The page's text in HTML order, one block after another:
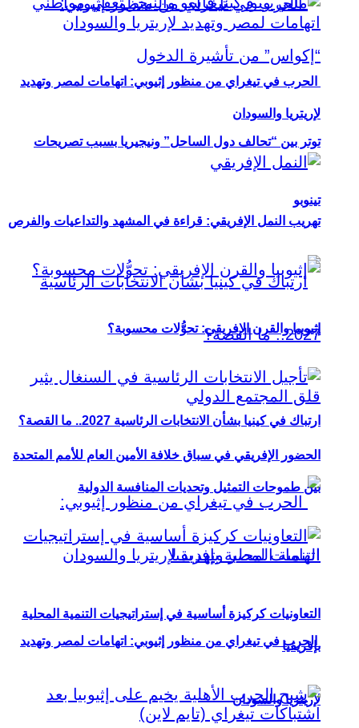
توتر بين “تحالف دول الساحل” ونيجيريا بسبب تصريحات
تينوبو
ارتباك في كينيا بشأن الانتخابات الرئاسية 2027.. ما القصة؟
الحرب في تيغراي من منظور إثيوبي: اتهامات لمصر وتهديد
لإريتريا والسودان
الحرب في تيغراي من منظور إثيوبي: اتهامات لمصر وتهديد
لإريتريا والسودان
تهريب النمل الإفريقي: قراءة في المشهد والتداعيات والفرص
إثيوبيا والقرن الإفريقي: تحوُّلات محسوبة؟
الحضور الإفريقي في سباق خلافة الأمين العام للأمم المتحدة
بين طموحات التمثيل وتحديات المنافسة الدولية
التعاونيات كركيزة أساسية في إستراتيجيات التنمية المحلية
بإفريقيا